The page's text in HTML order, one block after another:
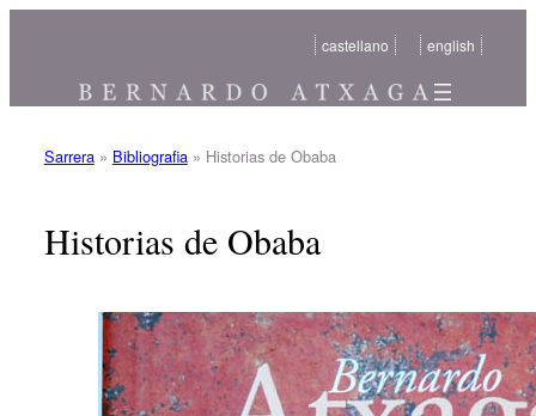
castellano english
Sarrera» Bibliografia» Historias de Obaba
Historias de Obaba